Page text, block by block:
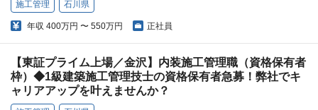
施工管理 石川県
年収 400万円 〜 550万円 正社員
【東証プライム上場／金沢】内装施工管理職（資格保有者
枠）◆1級建築施工管理技士の資格保有者急募！弊社でキ
ャリアアップを叶えませんか？